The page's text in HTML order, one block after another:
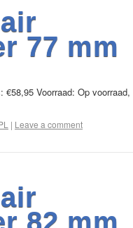
77 mm
Voorraad: Op
| Leave a comment
82 mm